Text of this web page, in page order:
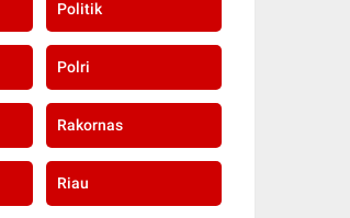
Politik
Polri
Rakornas
Riau